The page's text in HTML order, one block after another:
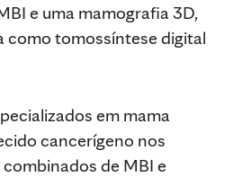
e uma mamografia 3D,
como tomossíntese digital
em mama
cancerígeno nos
de MBI e